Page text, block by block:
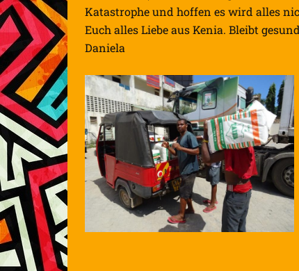
Katastrophe und hoffen es wird alles
Euch alles Liebe aus Kenia. Bleibt
Daniela